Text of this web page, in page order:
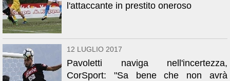
l'attaccante in prestito oneroso
12 LUGLIO 2017
Pavoletti naviga nell'incertezza,
CorSport: "Sa bene che non avrà